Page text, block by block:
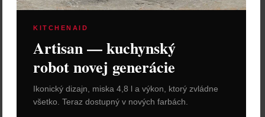
KITCHENAID
Artisan — kuchynský
robot novej generácie
Ikonický dizajn, miska 4,8 l a výkon, ktorý zvládne
všetko. Teraz dostupný v nových farbách.